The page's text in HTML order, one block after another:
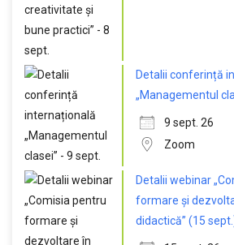
Detalii conferință
„Managementul
9 sept. 26
Zoom
Detalii webinar
formare și
didactică” (15